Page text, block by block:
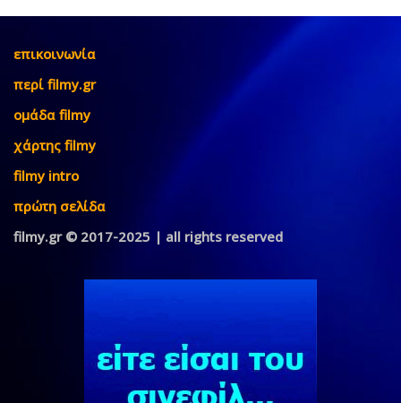
επικοινωνία
περί filmy.gr
ομάδα filmy
χάρτης filmy
filmy intro
πρώτη σελίδα
filmy.gr © 2017-2025 | all rights reserved